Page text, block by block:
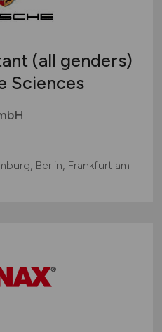
(all genders)
Sciences
Berlin, Frankfurt am